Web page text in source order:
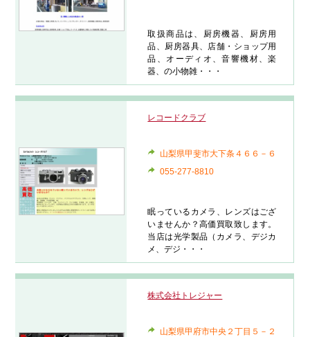
取扱商品は、厨房機器、厨房用
品、厨房器具、店舗・ショップ用
品、オーディオ、音響機材、楽
器、の小物雑・・・
レコードクラブ
山梨県甲斐市大下条４６６－６
055-277-8810
眠っているカメラ、レンズはござ
いませんか？高価買取致します。
当店は光学製品（カメラ、デジカ
メ、デジ・・・
株式会社トレジャー
山梨県甲府市中央２丁目５－２